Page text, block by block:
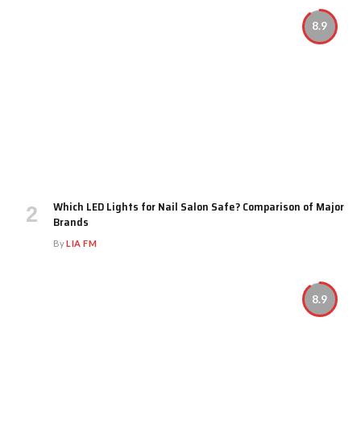
8.9
Which LED Lights for Nail Salon Safe? Comparison of Major
Brands
ByLIA FM
8.9